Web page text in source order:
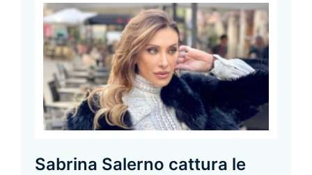
Sabrina Salerno cattura le